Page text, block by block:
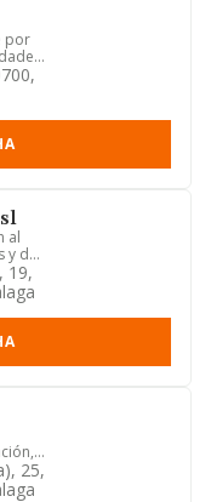
por
al
y de
19,
25,